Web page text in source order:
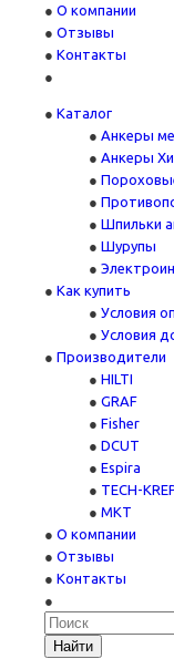
О компании
Отзывы
Контакты
Каталог
Анкеры
Анкеры
Шпильки
Шурупы
Как купить
Условия
Условия
Производители
HILTI
GRAF
Fisher
DCUT
Espira
TECH-
MKT
О компании
Отзывы
Контакты
Найти